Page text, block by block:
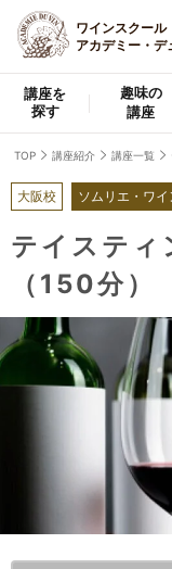
ワインスクール
アカデミー・デ
講座を
探す
趣味の
講座
TOP 講座紹介 講座一覧
大阪校 ソムリエ・ワ
テイスティ
（150分）